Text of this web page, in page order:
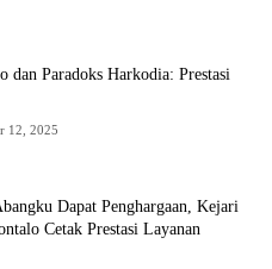
dan Paradoks Harkodia: Prestasi
12, 2025
Dapat Penghargaan, Kejari
Cetak Prestasi Layanan